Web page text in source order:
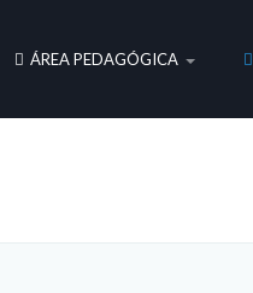
ÁREA PEDAGÓGICA